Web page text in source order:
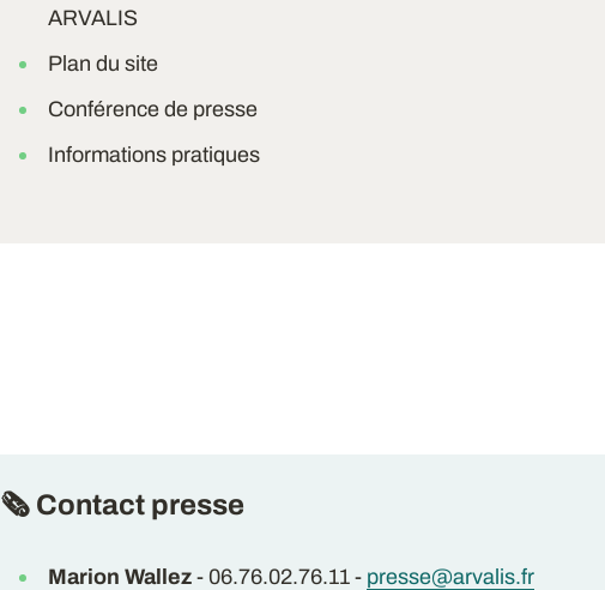
ARVALIS
Plan du site
Conférence de presse
Informations pratiques
🗞 Contact presse
Marion Wallez - 06.76.02.76.11 - presse@arvalis.fr